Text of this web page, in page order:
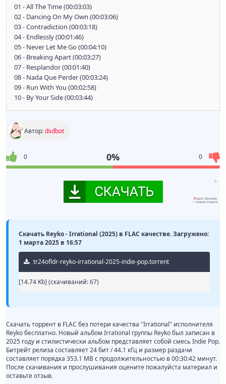
01 - All The Time (00:03:03)
02 - Dancing On My Own (00:03:06)
03 - Contradiction (00:03:18)
04 - Endlessly (00:01:46)
05 - Never Let Me Go (00:04:10)
06 - Breaking Apart (00:03:27)
07 - Resplandor (00:01:40)
08 - Nada Que Perder (00:03:24)
09 - Run With You (00:02:58)
10 - By Your Side (00:03:44)
Автор:dsdbot
0 0% 0
Скачать Reyko - Irrational (2025) в FLAC качестве. Загружено:
1 марта 2025 в 16:57
tr24ofldr-reyko-irrational-2025-indie-pop.torrent
[14.74 Kb] (cкачиваний: 67)
Скачать торрент в FLAC без потери качества "Irrational" исполнителя
Reyko бесплатно. Новый альбом Irrational группы Reyko был записан в
2025 году и стилистически альбом представляет собой смесь Indie Pop.
Битрейт релиза составляет 24 бит / 44.1 кГц и размер раздачи
составляет порядка 353.1 MB с продолжительностью в 00:30:42 минут.
После скачивания и прослушивания оцените пожалуйста материал и
оставьте отзыв.